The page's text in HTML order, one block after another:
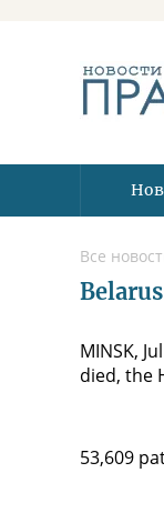
Все
MINSK,
died, the
53,609